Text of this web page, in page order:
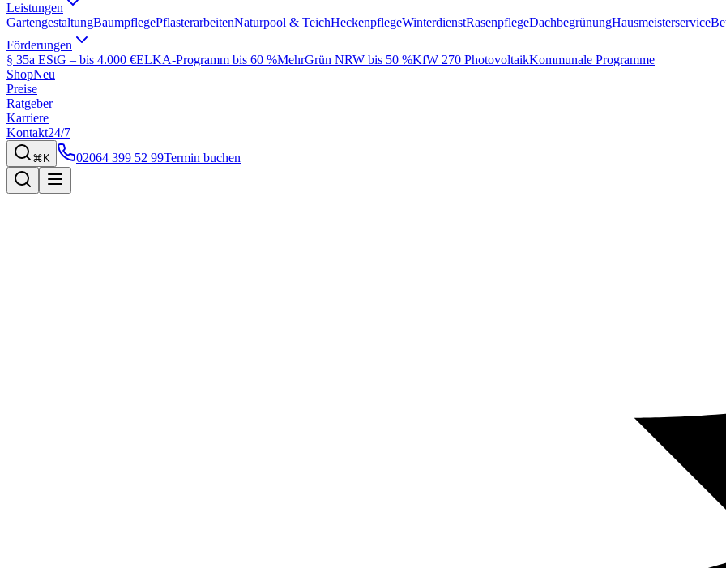
Leistungen
GartengestaltungBaumpflegePflasterarbeitenNaturpool & TeichHeckenpflegeWinterdienstRasenpflegeDachbegrünungHausmeisterservice
Förderungen
§ 35a EStG – bis 4.000 €ELKA-Programm bis 60 %MehrGrün NRW bis 50 %KfW 270 PhotovoltaikKommunale Programme
ShopNeu
Preise
Ratgeber
Karriere
Kontakt24/7
⌘K 02064 399 52 99Termin buchen